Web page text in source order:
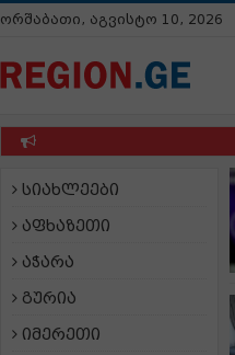
ორშაბათი, აგვისტო 10, 2026
სიახლეები
აფხაზეთი
აჭარა
გურია
იმერეთი